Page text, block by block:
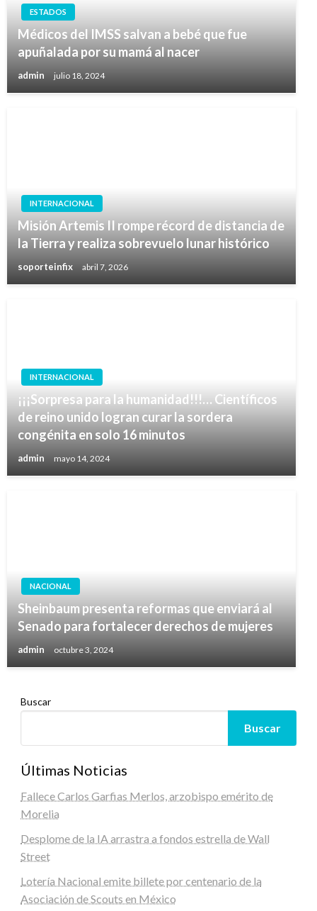
ESTADOS
Médicos del IMSS salvan a bebé que fue
apuñalada por su mamá al nacer
admin julio 18, 2024
INTERNACIONAL
Misión Artemis II rompe récord de distancia de
la Tierra y realiza sobrevuelo lunar histórico
soporteinfix abril 7, 2026
INTERNACIONAL
¡¡¡Sorpresa para la humanidad!!!… Científicos
de reino unido logran curar la sordera
congénita en solo 16 minutos
admin mayo 14, 2024
NACIONAL
Sheinbaum presenta reformas que enviará al
Senado para fortalecer derechos de mujeres
admin octubre 3, 2024
Buscar
Buscar
Últimas Noticias
Fallece Carlos Garfias Merlos, arzobispo emérito de
Morelia
Desplome de la IA arrastra a fondos estrella de Wall
Street
Lotería Nacional emite billete por centenario de la
Asociación de Scouts en México